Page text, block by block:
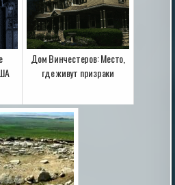
Дом Винчестеров: Место,
где живут призраки